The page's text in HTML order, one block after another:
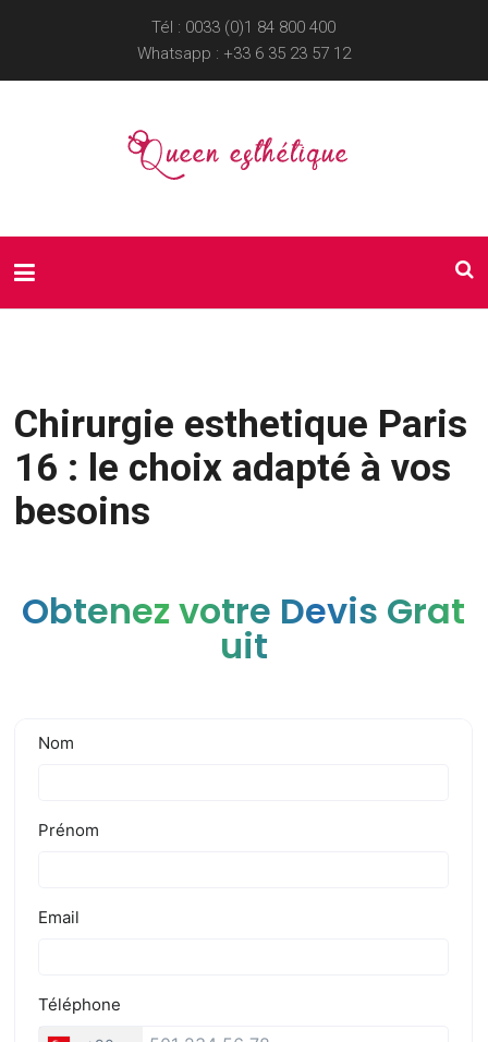
Tél : 0033 (0)1 84 800 400
Whatsapp : +33 6 35 23 57 12
Chirurgie esthetique Paris
16 : le choix adapté à vos
besoins
Obtenez votre Devis Grat
uit